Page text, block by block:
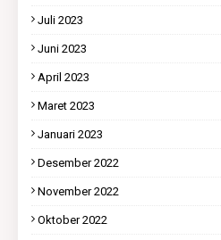
Juli 2023
Juni 2023
April 2023
Maret 2023
Januari 2023
Desember 2022
November 2022
Oktober 2022